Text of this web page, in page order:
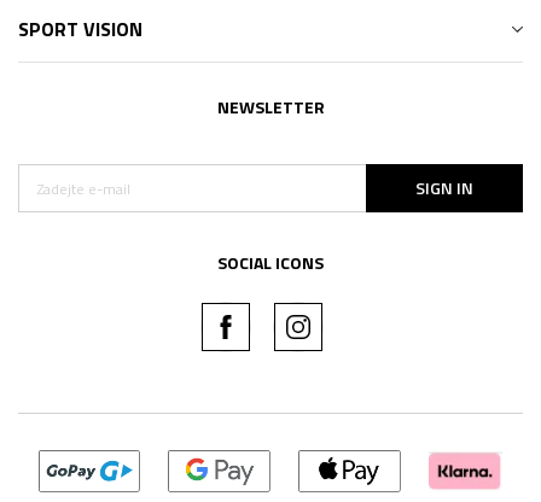
SPORT VISION
NEWSLETTER
SIGN IN
SOCIAL ICONS